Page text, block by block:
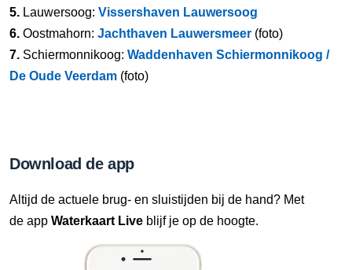
5. Lauwersoog: Vissershaven Lauwersoog
6. Oostmahorn: Jachthaven Lauwersmeer (foto)
7. Schiermonnikoog: Waddenhaven Schiermonnikoog /
De Oude Veerdam (foto)
Download de app
Altijd de actuele brug- en sluistijden bij de hand? Met
de app Waterkaart Live blijf je op de hoogte.